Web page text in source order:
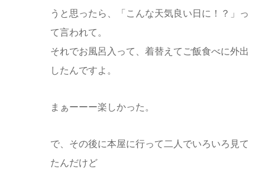
うと思ったら、「こんな天気良い日に！？」っ
て言われて。
それでお風呂入って、着替えてご飯食べに外出
したんですよ。
まぁーーー楽しかった。
で、その後に本屋に行って二人でいろいろ見て
たんだけど